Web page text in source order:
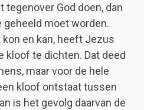
tegenover God doen, dan
moet worden.
en kan, heeft Jezus
kloof te dichten. Dat deed
maar voor de hele
kloof ontstaat tussen
is het gevolg daarvan de